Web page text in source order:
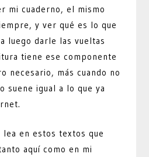
mi cuaderno, el mismo
y ver qué es lo que
luego darle las vueltas
tiene ese componente
necesario, más cuando no
suene igual a lo que ya
lea en estos textos que
aquí como en mi